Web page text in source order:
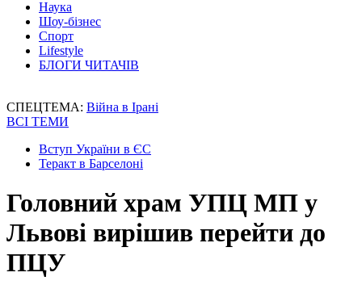
Наука
Шоу-бізнес
Спорт
Lifestyle
БЛОГИ ЧИТАЧІВ
СПЕЦТЕМА: Війна в Ірані
ВСІ ТЕМИ
Вступ України в ЄС
Теракт в Барселоні
Головний храм УПЦ МП у
Львові вирішив перейти до
ПЦУ